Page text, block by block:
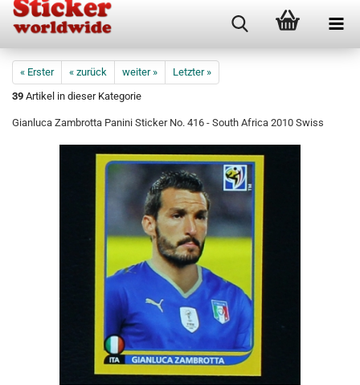
« Erster « zurück weiter »
Letzter »
39 Artikel in dieser Kategorie
Gianluca Zambrotta Panini Sticker No. 416 - South Africa 2010 Swiss